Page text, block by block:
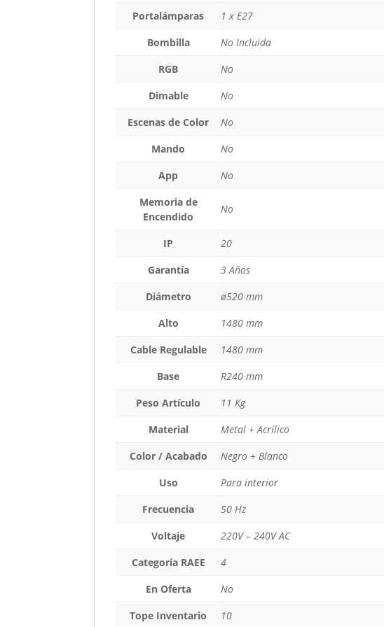
Portalámparas
1 x E27
Bombilla
No Incluida
RGB
No
Dimable
No
Escenas de Color
No
Mando
No
App
No
Memoria de
Encendido
No
IP
20
Garantía
3 Años
Diámetro
ø520 mm
Alto
1480 mm
Cable Regulable
1480 mm
Base
R240 mm
Peso Artículo
11 Kg
Material
Metal + Acrílico
Color / Acabado
Negro + Blanco
Uso
Para interior
Frecuencia
50 Hz
Voltaje
220V – 240V AC
Categoría RAEE
4
En Oferta
No
Tope Inventario
10